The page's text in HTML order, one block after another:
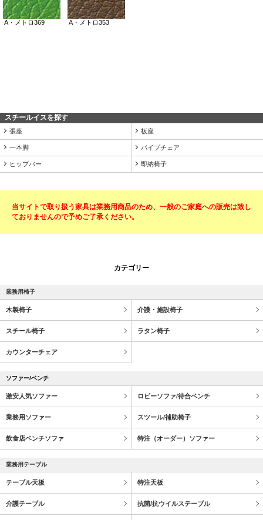
スチールイスを探す
張座 板座
一本脚 パイプチェア
ヒップバー 即納椅子
当サイトで取り扱う家具は業務用商品のため、一般のご家庭への販売は致し
ておりませんので予めご了承ください。
カテゴリー
業務用椅子
木製椅子 介護・施設椅子
スチール椅子 ラタン椅子
カウンターチェア
ソファー/ベンチ
激安人気ソファー ロビーソファ/待合ベンチ
業務用ソファー スツール/補助椅子
飲食店ベンチソファ 特注（オーダー）ソファー
業務用テーブル
テーブル天板 特注天板
介護テーブル 抗菌/抗ウイルステーブル